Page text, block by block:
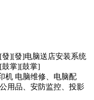
發][發]电脑送店安装系统
鼓掌][鼓掌]
机 电脑维修、电脑配
用品、安防监控、投影